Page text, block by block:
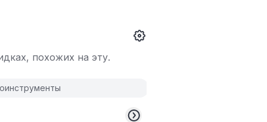
похожих на эту.